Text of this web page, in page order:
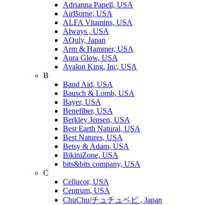
Adrianna Papell, USA
AirBorne, USA
ALFA Vitamins, USA
Always , USA
AQuly, Japan
Arm & Hammer, USA
Aura Glow, USA
Avalon King, Inc, USA
B
Band Aid, USA
Bausch & Lomb, USA
Bayer, USA
Benefiber, USA
Berkley Jensen, USA
Best Earth Natural, USA
Best Natures, USA
Betsy & Adam, USA
BikiniZone, USA
bits&bits company, USA
C
Cellucor, USA
Centrum, USA
ChuChu/チュチュベビ , Japan